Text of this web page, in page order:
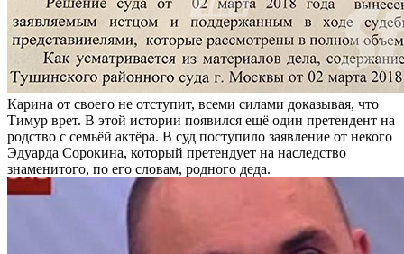
Карина от своего не отступит, всеми силами доказывая, что
Тимур врет. В этой истории появился ещё один претендент на
родство с семьёй актёра. В суд поступило заявление от некого
Эдуарда Сорокина, который претендует на наследство
знаменитого, по его словам, родного деда.